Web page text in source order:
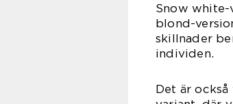
Snow white-
blond-
skillnader
individen.
Det är